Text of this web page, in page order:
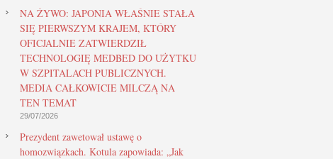
NA ŻYWO: JAPONIA WŁAŚNIE STAŁA
SIĘ PIERWSZYM KRAJEM, KTÓRY
OFICJALNIE ZATWIERDZIŁ
TECHNOLOGIĘ MEDBED DO UŻYTKU
W SZPITALACH PUBLICZNYCH.
MEDIA CAŁKOWICIE MILCZĄ NA
TEN TEMAT
29/07/2026
Prezydent zawetował ustawę o
homozwiązkach. Kotula zapowiada: „Jak